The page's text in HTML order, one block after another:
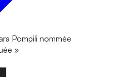
Pompili nommée
»